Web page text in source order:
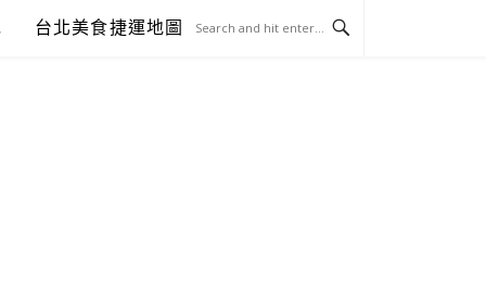
台北美食捷運地圖